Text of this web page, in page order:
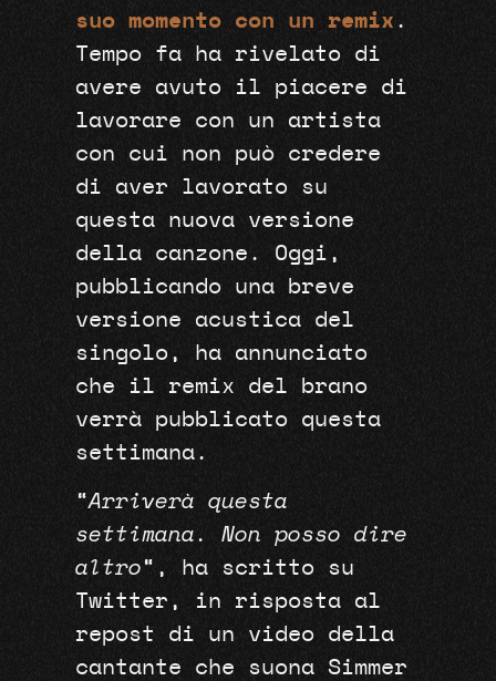
suo momento con un remix .
Tempo fa ha rivelato di
avere avuto il piacere di
lavorare con un artista
con cui non può credere
di aver lavorato su
questa nuova versione
della canzone. Oggi,
pubblicando una breve
versione acustica del
singolo, ha annunciato
che il remix del brano
verrà pubblicato questa
settimana.
“Arriverà questa
settimana. Non posso dire
altro “, ha scritto su
Twitter, in risposta al
repost di un video della
cantante che suona Simmer